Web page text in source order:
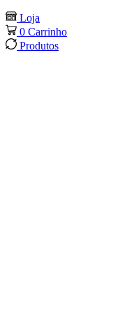
Loja
0 Carrinho
Produtos